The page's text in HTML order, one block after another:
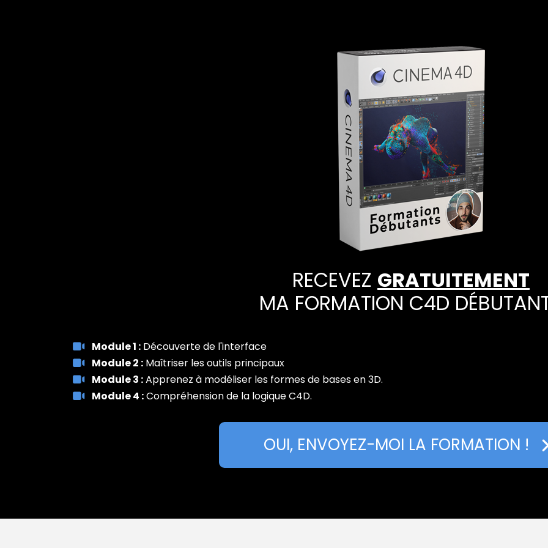
RECEVEZ GRATUITEMENT
MA FORMATION C4D
Module 1 :Découverte de l'interface
Module 2 :Maîtriser les outils principaux
Module 3 :Apprenez à modéliser les formes de bases en 3D.
Module 4 :Compréhension de la logique C4D.
OUI, ENVOYEZ-MOI LA FORMATION !